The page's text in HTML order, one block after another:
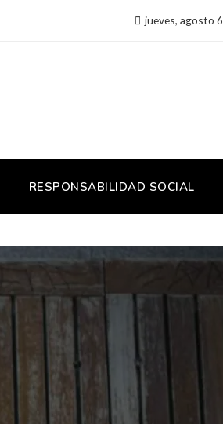
jueves, agosto 6
RESPONSABILIDAD SOCIAL